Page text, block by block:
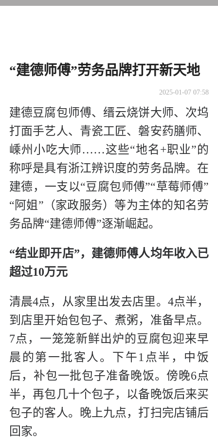
“建德师傅”劳务品牌打开新天地
2025-01-07 07:58
建德豆腐包师傅、缙云烧饼大师、次坞
打面手艺人、青瓷工匠、磐安药膳师、
嵊州小吃大师……这些“地名+职业”的
称呼是具有浙江辨识度的劳务品牌。在
建德，一支以“豆腐包师傅”“草莓师傅”
“阿姐”（家政服务）等为主体的知名劳
务品牌“建德师傅”逐渐崛起。
“结业即开店”，建德师傅人均年收入已
超过10万元
清晨4点，从家里出发去店里。4点半，
到店里开始包包子、煮粥，准备早点。
7点，一笼笼新鲜出炉的豆腐包迎来早
晨的第一批客人。下午1点半，中饭
后，补包一批包子准备晚饭。傍晚6点
半，再包几十个包子，以备晚饭后来买
包子的客人。晚上九点，打扫完店铺后
回家。